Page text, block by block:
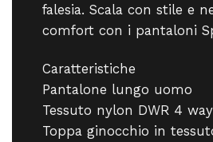
falesia. Scala con stile e
comfort con i pantaloni
Caratteristiche
Pantalone lungo uomo
Tessuto nylon DWR 4
Toppa ginocchio in